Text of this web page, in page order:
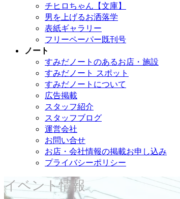
チヒロちゃん【文庫】
男を上げるお洒落学
表紙ギャラリー
フリーペーパー既刊号
ノート
すみだノートのあるお店・施設
すみだノート スポット
すみだノートについて
広告掲載
スタッフ紹介
スタッフブログ
運営会社
お問い合せ
お店・会社情報の掲載お申し込み
プライバシーポリシー
イベント情報